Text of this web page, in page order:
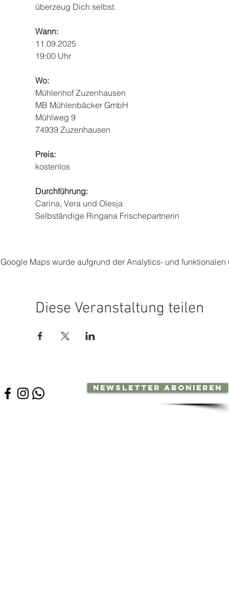
überzeug Dich selbst.
Wann:
11.09.2025
19:00 Uhr
Wo:
Mühlenhof Zuzenhausen
MB Mühlenbäcker GmbH
Mühlweg 9
74939 Zuzenhausen
Preis:
kostenlos
Durchführung:
Carina, Vera und Olesja
Selbständige Ringana Frischepartnerin
Google Maps wurde aufgrund der Analytics- und
Diese Veranstaltung teilen
Newsletter abonieren